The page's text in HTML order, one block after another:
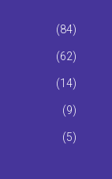
(84)
(62)
(14)
(9)
(5)